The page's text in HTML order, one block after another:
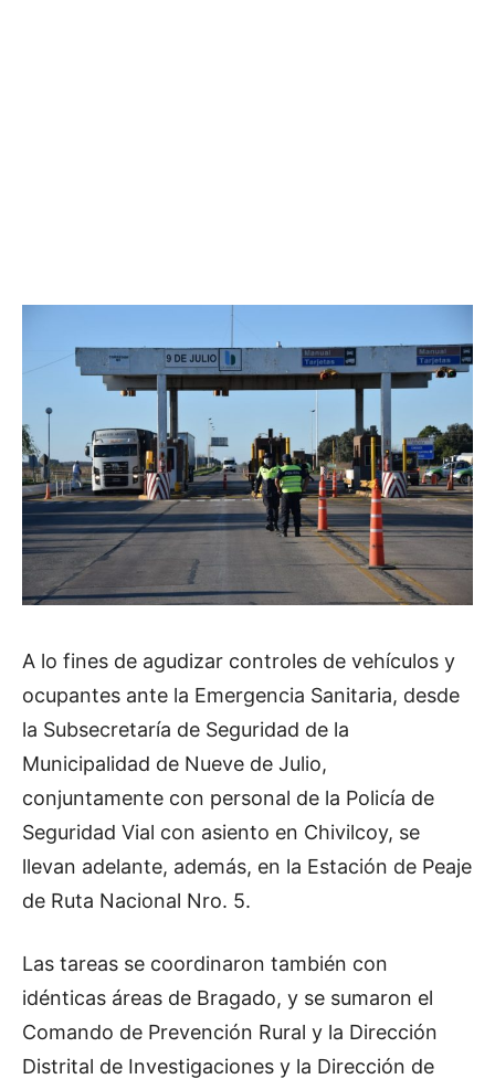
A lo fines de agudizar controles de vehículos y
ocupantes ante la Emergencia Sanitaria, desde
la Subsecretaría de Seguridad de la
Municipalidad de Nueve de Julio,
conjuntamente con personal de la Policía de
Seguridad Vial con asiento en Chivilcoy, se
llevan adelante, además, en la Estación de Peaje
de Ruta Nacional Nro. 5.
Las tareas se coordinaron también con
idénticas áreas de Bragado, y se sumaron el
Comando de Prevención Rural y la Dirección
Distrital de Investigaciones y la Dirección de